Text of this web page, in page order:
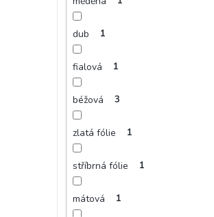
dub 1
fialová 1
béžová 3
zlatá fólie 1
stříbrná fólie 1
mátová 1